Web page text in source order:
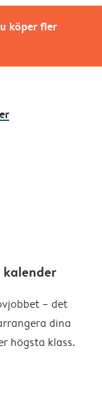
köper fler
– det
dina
högsta klass.